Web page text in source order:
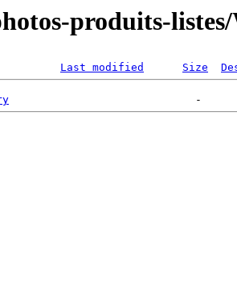
produits-
Last modified Size